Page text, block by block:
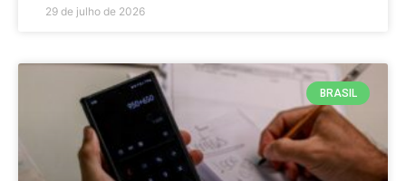
29 de julho de 2026
BRASIL